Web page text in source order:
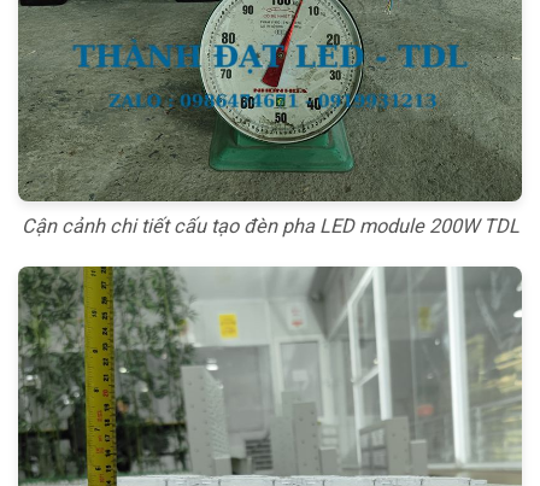
Cận cảnh chi tiết cấu tạo đèn pha LED module 200W TDL